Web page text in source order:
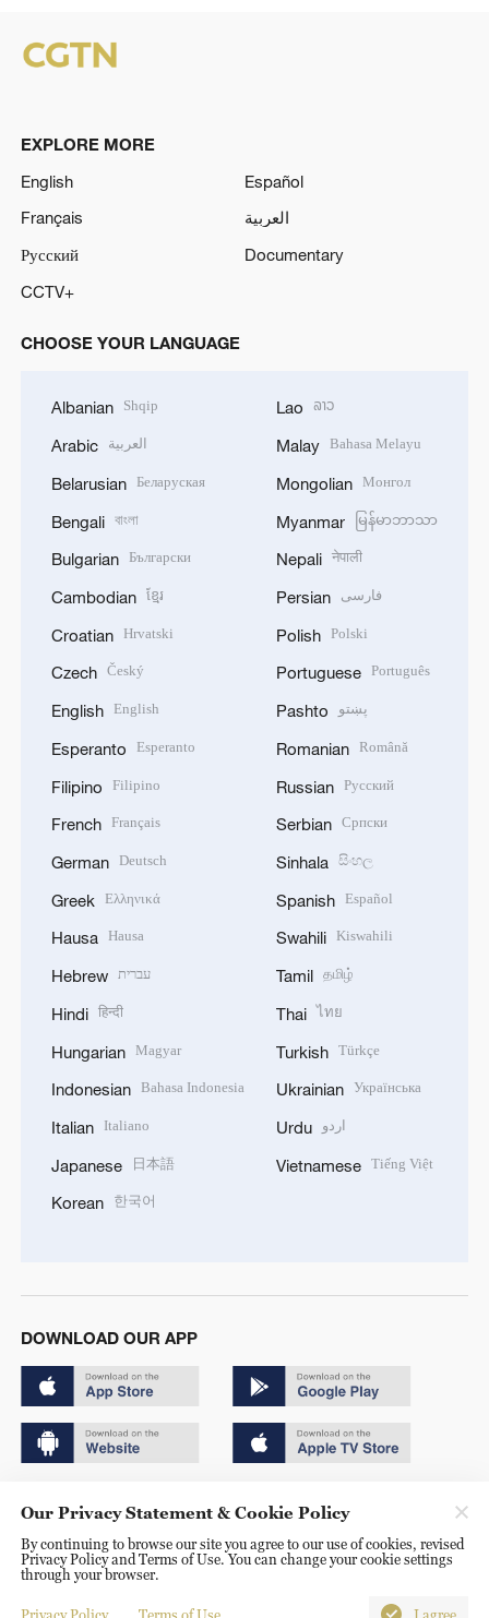
EXPLORE MORE
English
Español
Français
العربية
Русский
Documentary
CCTV+
CHOOSE YOUR LANGUAGE
Albanian Shqip
Arabic العربية
Belarusian Беларуская
Bengali বাংলা
Bulgarian Български
Cambodian ខ្មែរ
Croatian Hrvatski
Czech Český
English English
Esperanto Esperanto
Filipino Filipino
French Français
German Deutsch
Greek Ελληνικά
Hausa Hausa
Hebrew עברית
Hindi हिन्दी
Hungarian Magyar
Indonesian Bahasa Indonesia
Italian Italiano
Japanese 日本語
Korean 한국어
Lao ລາວ
Malay Bahasa Melayu
Mongolian Монгол
Myanmar မြန်မာဘာသာ
Nepali नेपाली
Persian فارسی
Polish Polski
Portuguese Português
Pashto پښتو
Romanian Română
Russian Русский
Serbian Српски
Sinhala සිංහල
Spanish Español
Swahili Kiswahili
Tamil தமிழ்
Thai ไทย
Turkish Türkçe
Ukrainian Українська
Urdu اردو
Vietnamese Tiếng Việt
DOWNLOAD OUR APP
京ICP备20000184号
京公网安备 11010502050052号
Disinformation report hotline: 010-85061466
Our Privacy Statement & Cookie Policy
By continuing to browse our site you agree to our use of cookies, revised
Privacy Policy and Terms of Use. You can change your cookie settings
through your browser.
Privacy Policy Terms of Use I agree